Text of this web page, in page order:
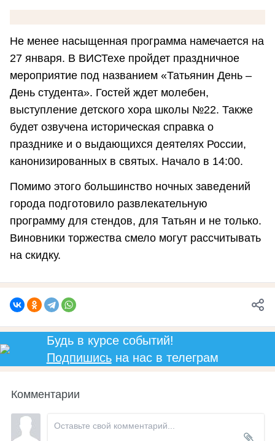
Не менее насыщенная программа намечается на
27 января. В ВИСТехе пройдет праздничное
мероприятие под названием «Татьянин День –
День студента». Гостей ждет молебен,
выступление детского хора школы №22. Также
будет озвучена историческая справка о
празднике и о выдающихся деятелях России,
канонизированных в святых. Начало в 14:00.
Помимо этого большинство ночных заведений
города подготовило развлекательную
программу для стендов, для Татьян и не только.
Виновники торжества смело могут рассчитывать
на скидку.
Будь в курсе событий!
Подпишисьна нас в телеграм
Комментарии